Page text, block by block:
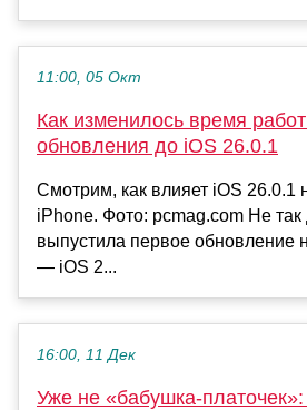
11:00, 05 Окт
Как изменилось время
обновления до iOS 26.0.1
Смотрим, как влияет iOS 26.0.1
iPhone. Фото: pcmag.com Не
выпустила первое обновление
— iOS 2...
16:00, 11 Дек
Уже не «бабушка-